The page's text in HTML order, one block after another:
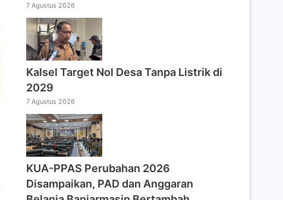
7 Agustus 2026
Kalsel Target Nol Desa Tanpa Listrik di
2029
7 Agustus 2026
KUA-PPAS Perubahan 2026
Disampaikan, PAD dan Anggaran